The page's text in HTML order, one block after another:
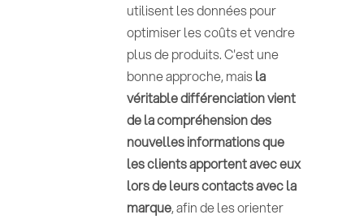
utilisent les données pour
optimiser les coûts et vendre
plus de produits. C'est une
bonne approche, maisla
véritable différenciation vient
de la compréhension des
nouvelles informations que
les clients apportent avec eux
lors de leurs contacts avec la
marque, afin de les orienter